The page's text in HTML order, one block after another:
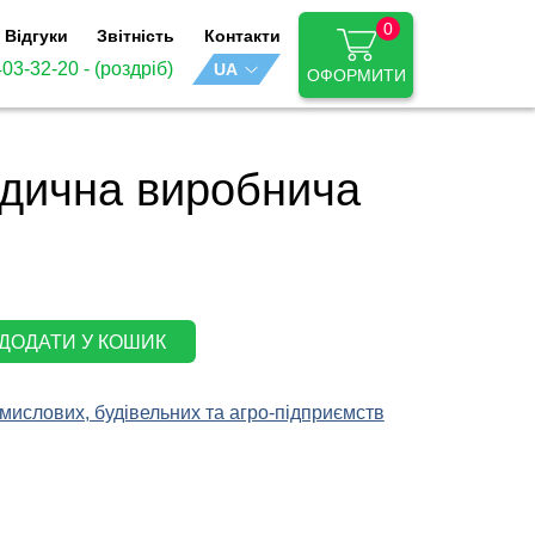
Відгуки Звітність Контакти
32-20 - (роздріб)
0
ОФОРМИТИ
виробнича
У КОШИК
будівельних та агро-підприємств